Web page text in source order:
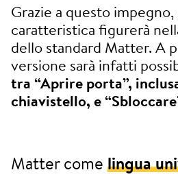
Grazie a questo
caratteristica figurerà
dello standard Matter. A
versione sarà infatti
tra “Aprire porta”,
chiavistello, e
Matter come lingua